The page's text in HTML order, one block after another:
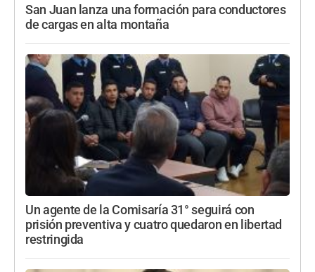
San Juan lanza una formación para conductores
de cargas en alta montaña
Un agente de la Comisaría 31° seguirá con
prisión preventiva y cuatro quedaron en libertad
restringida